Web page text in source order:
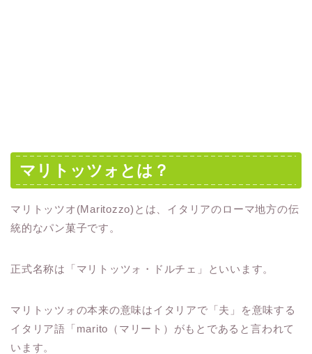
マリトッツォとは？
マリトッツオ(Maritozzo)とは、イタリアのローマ地方の伝
統的なパン菓子です。
正式名称は「マリトッツォ・ドルチェ」といいます。
マリトッツォの本来の意味はイタリアで「夫」を意味する
イタリア語「marito（マリート）がもとであると言われて
います。